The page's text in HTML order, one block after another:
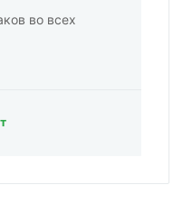
во всех